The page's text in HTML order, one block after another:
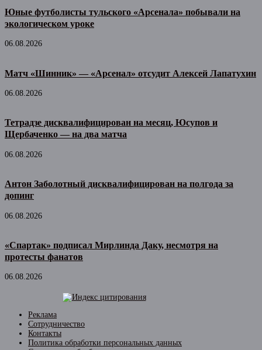
Юные футболисты тульского «Арсенала» побывали на
экологическом уроке
06.08.2026
Матч «Шинник» — «Арсенал» отсудит Алексей Лапатухин
06.08.2026
Тетрадзе дисквалифицирован на месяц, Юсупов и
Щербаченко — на два матча
06.08.2026
Антон Заболотный дисквалифицирован на полгода за
допинг
06.08.2026
«Спартак» подписал Мирлинда Даку, несмотря на
протесты фанатов
06.08.2026
Реклама
Сотрудничество
Контакты
Политика обработки персональных данных